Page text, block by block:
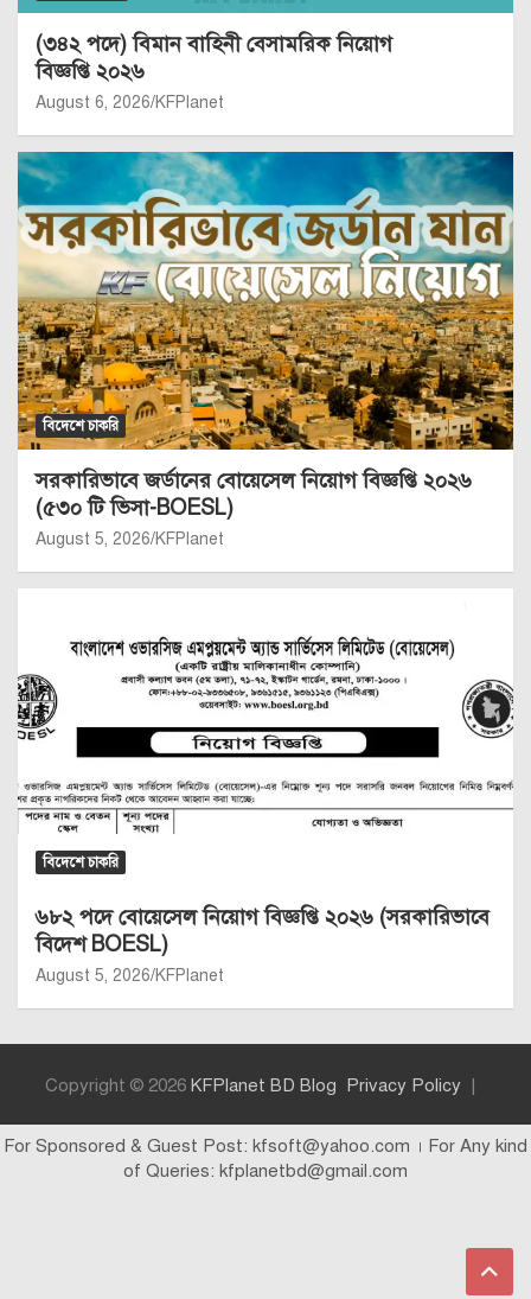
(৩৪২ পদে) বিমান বাহিনী বেসামরিক নিয়োগ
বিজ্ঞপ্তি ২০২৬
August 6, 2026 KFPlanet
বিদেশে চাকরি
সরকারিভাবে জর্ডানের বোয়েসেল নিয়োগ বিজ্ঞপ্তি ২০২৬
(৫৩০ টি ভিসা-BOESL)
August 5, 2026 KFPlanet
বিদেশে চাকরি
৬৮২ পদে বোয়েসেল নিয়োগ বিজ্ঞপ্তি ২০২৬ (সরকারিভাবে
বিদেশ BOESL)
August 5, 2026 KFPlanet
Copyright © 2026 KFPlanet BD Blog Privacy Policy
For Sponsored & Guest Post: kfsoft@yahoo.com । For Any kind
of Queries: kfplanetbd@gmail.com